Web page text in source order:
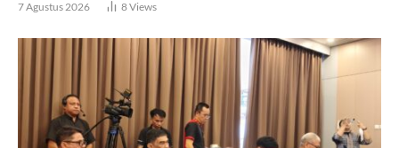
7 Agustus 2026 8Views